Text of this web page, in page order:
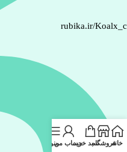
rubika.ir/
خانهفروشگاهسبد خریدحساب منمنو